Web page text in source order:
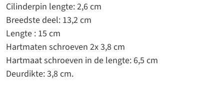
Cilinderpin lengte: 2,6 cm
Breedste deel: 13,2 cm
Lengte : 15 cm
Hartmaten schroeven 2x 3,8 cm
Hartmaat schroeven in de lengte: 6,5 cm
Deurdikte: 3,8 cm.